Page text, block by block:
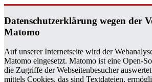
Da­ten­schutz­er­klä­rung wegen der
Ma­to­mo
Auf unserer Internetseite wird der
Matomo eingesetzt. Matomo ist eine Open-
die Zugriffe der Webseitenbesucher
mittels Cookies, das sind Textdateien,